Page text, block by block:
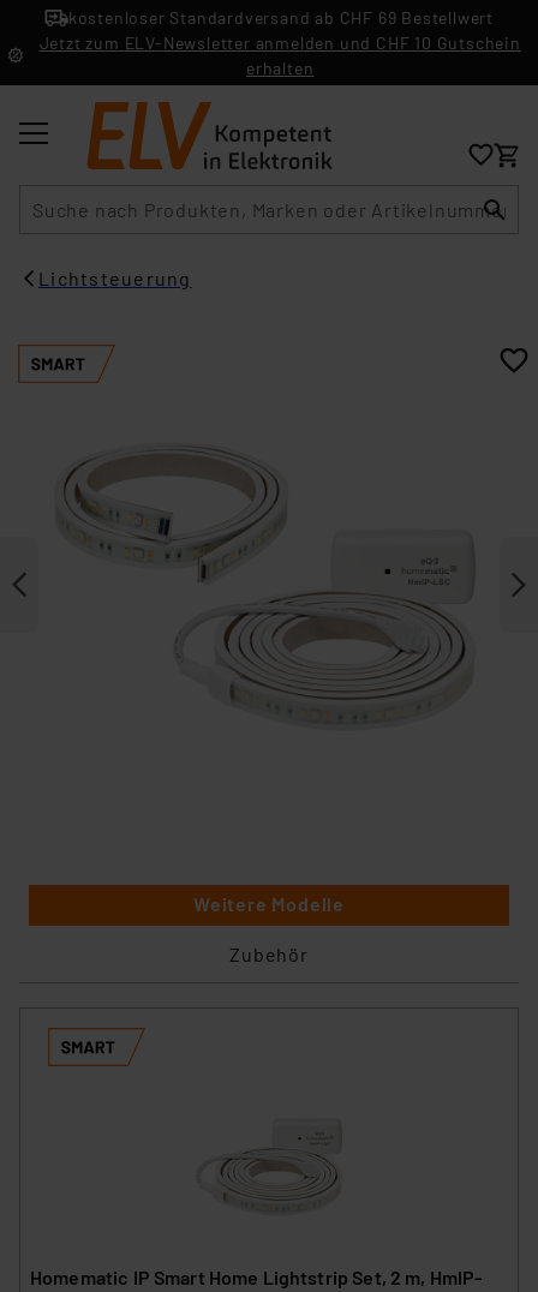
kostenloser Standardversand ab CHF 69 Bestellwert
Jetzt zum ELV-Newsletter anmelden und CHF 10 Gutschein
erhalten
Lichtsteuerung
Weitere Modelle
Zubehör
Homematic IP Smart Home Lightstrip Set, 2 m, HmIP-